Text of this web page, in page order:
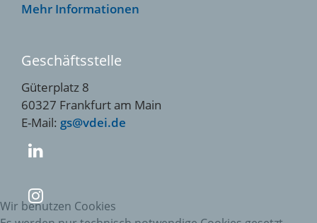
Mehr Informationen
Geschäftsstelle
Güterplatz 8
60327 Frankfurt am Main
E-Mail: gs@vdei.de
Wir benutzen Cookies